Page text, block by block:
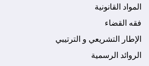
المواد القانونية
فقه القضاء
الإطار التشريعي و الترتيبي
الروائد الرسمية